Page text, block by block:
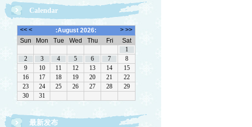
Calendar
最新发布